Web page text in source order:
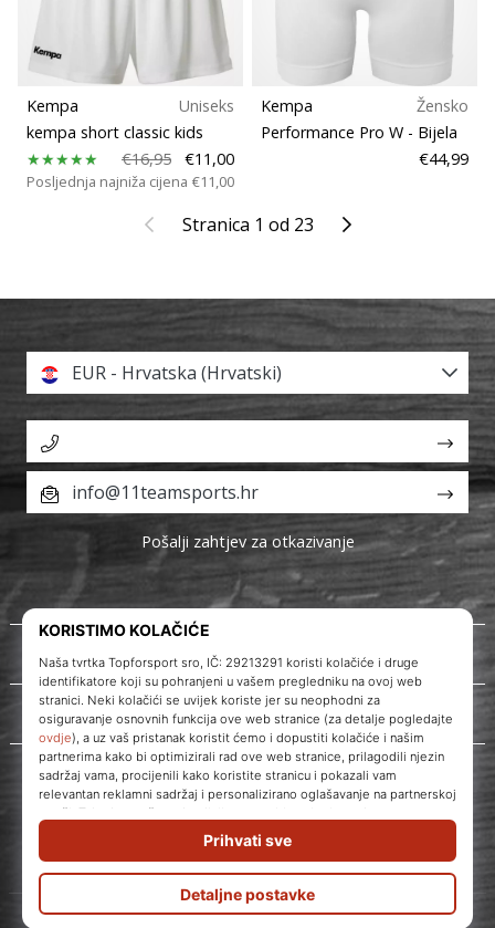
Kempa
Uniseks
kempa short classic kids
€16,95
€11,00
Posljednja najniža cijena €11,00
Kempa
Žensko
Performance Pro W - Bijela
€44,99
Prethodni
Stranica 1 od 23 Sljedeći
WePlayVolleyball.hr
O nama
Korisnička podrška
EUR - Hrvatska (Hrvatski)
info@11teamsports.hr
Pošalji zahtjev za otkazivanje
© 2010 – 2026 WePlayVolleyball.hr